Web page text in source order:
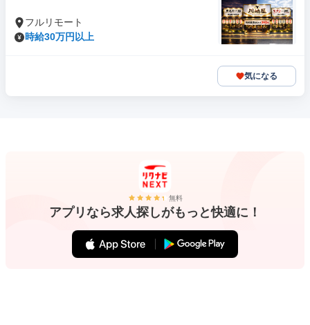
フルリモート
時給30万円以上
気になる
無料
アプリなら求人探しがもっと快適に！